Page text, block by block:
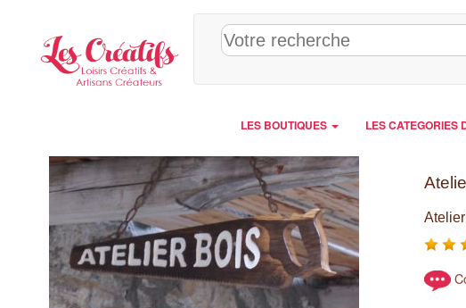
LES BOUTIQUES LES CATEGORIES